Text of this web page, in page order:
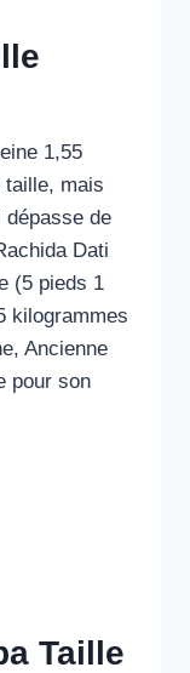
1,55
taille, mais
dépasse de
Dati
(5 pieds 1
kilogrammes
Ancienne
pour son
Taille